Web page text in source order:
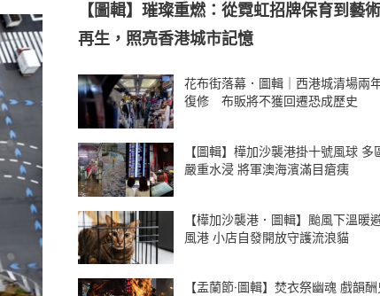
【圖輯】璀璨重燃：從霓虹招牌保育到藝術
再生，照亮香港城市記憶
花布街落幕．圖輯｜西港城清場兩
復修 布販將不獲回遷恐成歷史
【圖輯】樺加沙襲港掛十號風球 多
嚴重水浸 將軍澳海濱滿目瘡痍
【樺加沙襲港．圖輯】颱風下溫暖
風港 小店自發開放守護流浪貓
【盂蘭節·圖輯】焚衣祭幽魂 戲韻酬